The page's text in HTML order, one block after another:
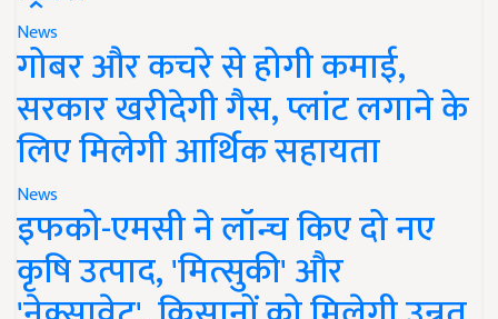
News
गोबर और कचरे से होगी कमाई,
सरकार खरीदेगी गैस, प्लांट लगाने के
लिए मिलेगी आर्थिक सहायता
News
इफको-एमसी ने लॉन्च किए दो नए
कृषि उत्पाद, 'मित्सुकी' और